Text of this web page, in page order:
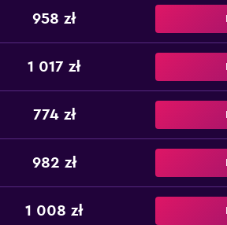
958 zł
1 017 zł
774 zł
982 zł
1 008 zł